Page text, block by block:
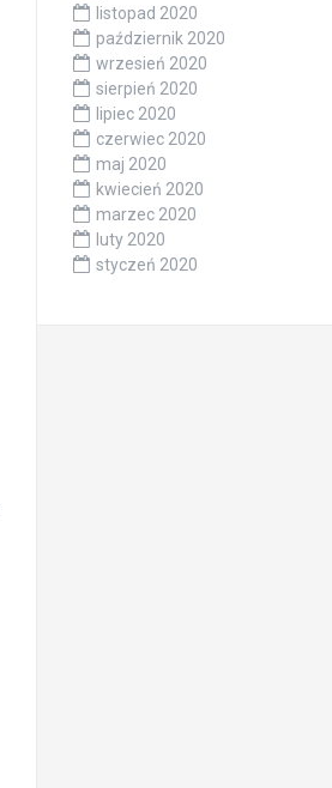
listopad 2020
październik 2020
wrzesień 2020
sierpień 2020
lipiec 2020
czerwiec 2020
maj 2020
kwiecień 2020
marzec 2020
luty 2020
styczeń 2020